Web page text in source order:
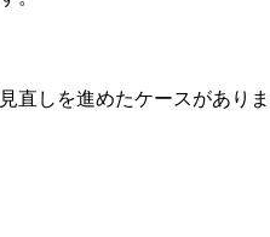
直しを進めたケースがありま